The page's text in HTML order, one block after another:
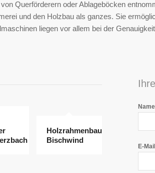
Querförderern oder Ablageböcken
und den Holzbau als ganzes. Sie
liegen vor allem bei der
Holzrahmenbau
Bischwind
E-